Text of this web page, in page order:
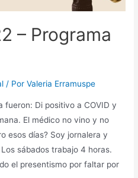
– Programa
/ PorValeria Erramuspe
fueron: Di positivo a COVID y
El médico no vino y no
esos días? Soy jornalera y
sábados trabajo 4 horas.
el presentismo por faltar por